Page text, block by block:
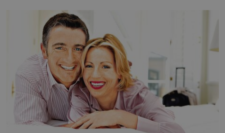
nedokážeme představit. Její příběh je